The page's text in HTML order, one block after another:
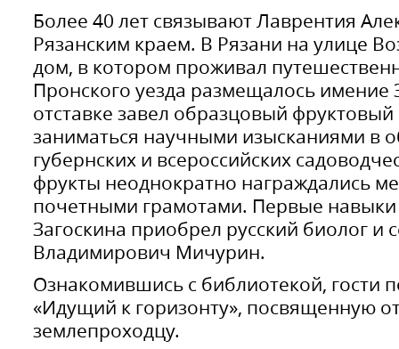
Более 40 лет связывают Лаврентия
Рязанским краем. В Рязани на улице
дом, в котором проживал
Пронского уезда размещалось имение
отставке завел образцовый
заниматься научными изысканиями в
губернских и всероссийских
фрукты неоднократно награждались
почетными грамотами. Первые навыки
Загоскина приобрел русский биолог и
Владимирович Мичурин.
Ознакомившись с библиотекой, гости
«Идущий к горизонту», посвященную
землепроходцу.